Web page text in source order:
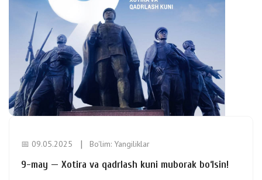
📅 09.05.2025 Bo'lim: Yangiliklar
9-may — Xotira va qadrlash kuni muborak bo‘lsin!